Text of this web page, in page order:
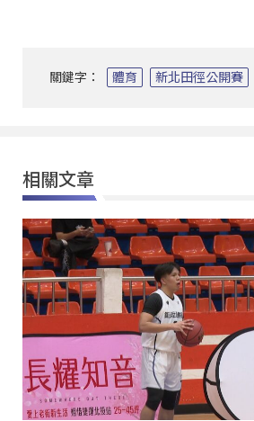
關鍵字： 體育 新北田徑公開賽
相關文章